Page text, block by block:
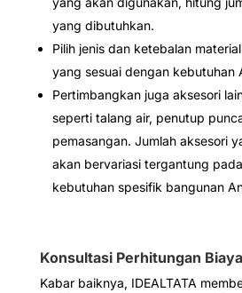
yang dibutuhkan.
Pilih jenis dan ketebalan
yang sesuai dengan kebutuhan
Pertimbangkan juga aksesori
seperti talang air, penutup
pemasangan. Jumlah aksesori
akan bervariasi tergantung
kebutuhan spesifik bangunan
Konsultasi Perhitungan Biaya
Kabar baiknya, IDEALTATA